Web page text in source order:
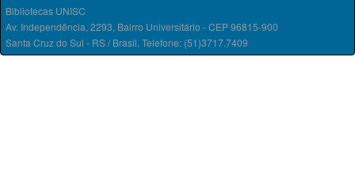
Bibliotecas UNISC
Av. Independência, 2293, Bairro Universitário - CEP 96815-900
Santa Cruz do Sul - RS / Brasil. Telefone: (51)3717.7409